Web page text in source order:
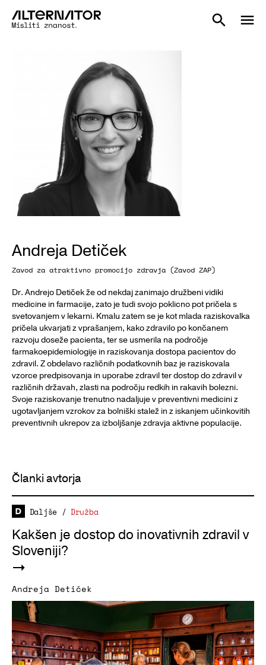
Andreja Detiček
Zavod za atraktivno promocijo zdravja (Zavod ZAP)
Dr. Andrejo Detiček že od nekdaj zanimajo družbeni vidiki
medicine in farmacije, zato je tudi svojo poklicno pot pričela s
svetovanjem v lekarni. Kmalu zatem se je kot mlada raziskovalka
pričela ukvarjati z vprašanjem, kako zdravilo po končanem
razvoju doseže pacienta, ter se usmerila na področje
farmakoepidemiologije in raziskovanja dostopa pacientov do
zdravil. Z obdelavo različnih podatkovnih baz je raziskovala
vzorce predpisovanja in uporabe zdravil ter dostop do zdravil v
različnih državah, zlasti na področju redkih in rakavih bolezni.
Svoje raziskovanje trenutno nadaljuje v preventivni medicini z
ugotavljanjem vzrokov za bolniški stalež in z iskanjem učinkovitih
preventivnih ukrepov za izboljšanje zdravja aktivne populacije.
Članki avtorja
Daljše / Družba
Kakšen je dostop do inovativnih zdravil v
Sloveniji?
Andreja Detiček